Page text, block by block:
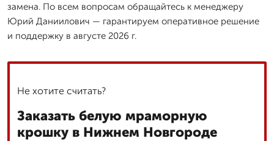
замена. По всем вопросам обращайтесь к менеджеру
Юрий Даниилович — гарантируем оперативное решение
и поддержку в августе 2026 г.
Не хотите считать?
Заказать белую мраморную
крошку в Нижнем Новгороде